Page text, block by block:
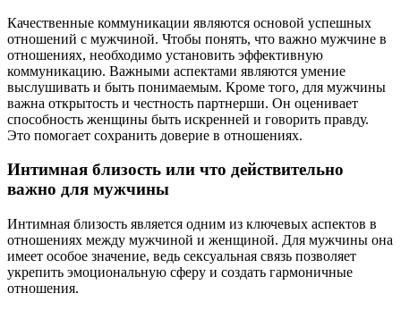
Качественные коммуникации являются основой успешных
отношений с мужчиной. Чтобы понять, что важно мужчине в
отношениях, необходимо установить эффективную
коммуникацию. Важными аспектами являются умение
выслушивать и быть понимаемым. Кроме того, для мужчины
важна открытость и честность партнерши. Он оценивает
способность женщины быть искренней и говорить правду.
Это помогает сохранить доверие в отношениях.
Интимная близость или что действительно
важно для мужчины
Интимная близость является одним из ключевых аспектов в
отношениях между мужчиной и женщиной. Для мужчины она
имеет особое значение, ведь сексуальная связь позволяет
укрепить эмоциональную сферу и создать гармоничные
отношения.